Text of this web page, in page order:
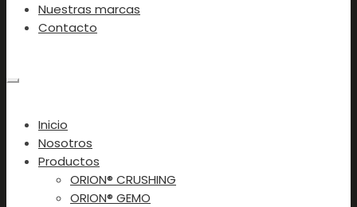
Nuestras marcas
Contacto
Inicio
Nosotros
Productos
ORION® CRUSHING
ORION® GEMO